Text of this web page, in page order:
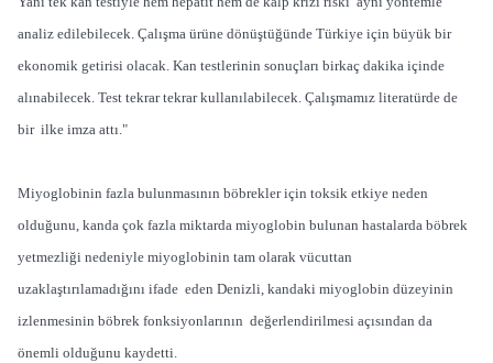
analiz edilebilecek. Çalışma ürüne dönüştüğünde Türkiye için büyük bir
ekonomik getirisi olacak. Kan testlerinin sonuçları birkaç dakika içinde
alınabilecek. Test tekrar tekrar kullanılabilecek. Çalışmamız literatürde de
bir ilke imza attı."
Miyoglobinin fazla bulunmasının böbrekler için toksik etkiye neden
olduğunu, kanda çok fazla miktarda miyoglobin bulunan hastalarda böbrek
yetmezliği nedeniyle miyoglobinin tam olarak vücuttan
uzaklaştırılamadığını ifade eden Denizli, kandaki miyoglobin düzeyinin
izlenmesinin böbrek fonksiyonlarının değerlendirilmesi açısından da
önemli olduğunu kaydetti.